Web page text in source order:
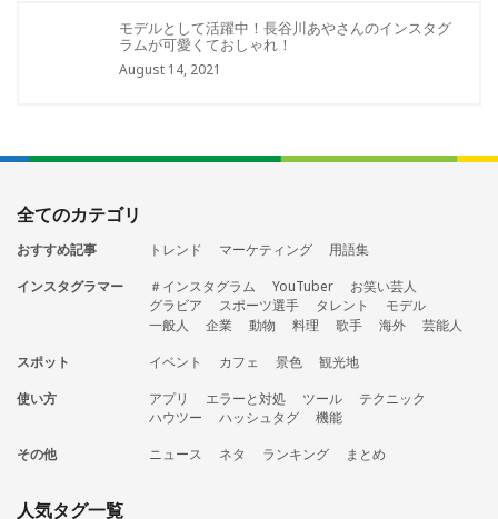
モデルとして活躍中！長谷川あやさんのインスタグ
ラムが可愛くておしゃれ！
August 14, 2021
全てのカテゴリ
おすすめ記事 トレンド マーケティング
用語集
インスタグラマー
＃インスタグラム YouTuber
お笑い芸人
グラビア
スポーツ選手 タレント
モデル
一般人
企業 動物 料理 歌手 海外
芸能人
スポット
イベント カフェ 景色
観光地
使い方
アプリ エラーと対処 ツール
テクニック
ハウツー
ハッシュタグ
機能
その他
ニュース ネタ ランキング まとめ
人気タグ一覧